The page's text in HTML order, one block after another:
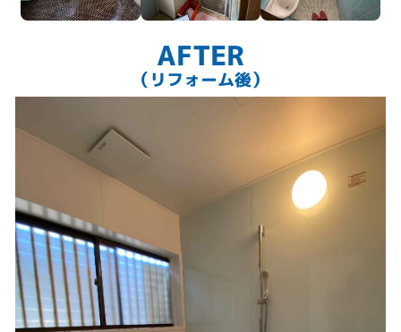
AFTER
（リフォーム後）